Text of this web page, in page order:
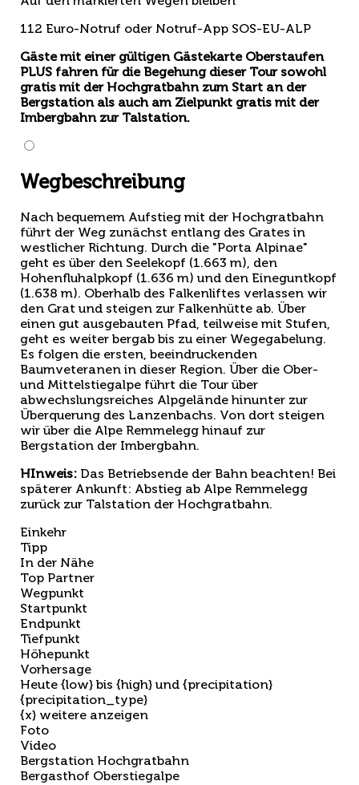
112 Euro-Notruf oder Notruf-App SOS-EU-ALP
Gäste mit einer gültigen Gästekarte Oberstaufen
PLUS fahren für die Begehung dieser Tour sowohl
gratis mit der Hochgratbahn zum Start an der
Bergstation als auch am Zielpunkt gratis mit der
Imbergbahn zur Talstation.
Wegbeschreibung
Nach bequemem Aufstieg mit der Hochgratbahn
führt der Weg zunächst entlang des Grates in
westlicher Richtung. Durch die "Porta Alpinae"
geht es über den Seelekopf (1.663 m), den
Hohenfluhalpkopf (1.636 m) und den Eineguntkopf
(1.638 m). Oberhalb des Falkenliftes verlassen wir
den Grat und steigen zur Falkenhütte ab. Über
einen gut ausgebauten Pfad, teilweise mit Stufen,
geht es weiter bergab bis zu einer Wegegabelung.
Es folgen die ersten, beeindruckenden
Baumveteranen in dieser Region. Über die Ober-
und Mittelstiegalpe führt die Tour über
abwechslungsreiches Alpgelände hinunter zur
Überquerung des Lanzenbachs. Von dort steigen
wir über die Alpe Remmelegg hinauf zur
Bergstation der Imbergbahn.
HInweis: Das Betriebsende der Bahn beachten! Bei
späterer Ankunft: Abstieg ab Alpe Remmelegg
zurück zur Talstation der Hochgratbahn.
Einkehr
Tipp
In der Nähe
Top Partner
Wegpunkt
Startpunkt
Endpunkt
Tiefpunkt
Höhepunkt
Vorhersage
Heute {low} bis {high} und {precipitation}
{precipitation_type}
{x} weitere anzeigen
Foto
Video
Bergstation Hochgratbahn
Bergasthof Oberstiegalpe